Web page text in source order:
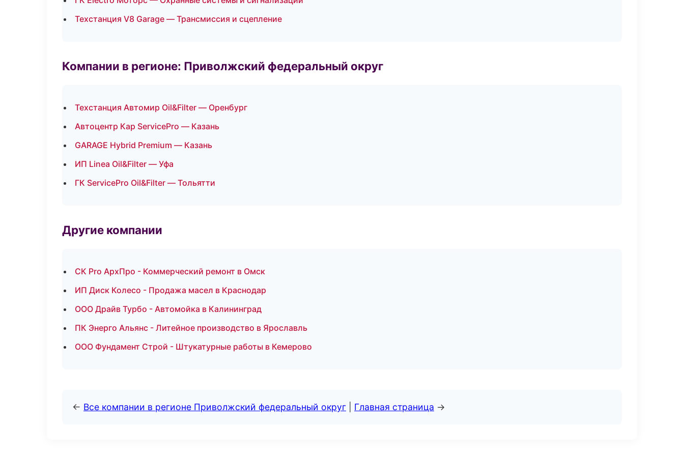
Техстанция V8 Garage — Трансмиссия и сцепление
Компании в регионе: Приволжский федеральный округ
Техстанция Автомир Oil&Filter — Оренбург
Автоцентр Кар ServicePro — Казань
GARAGE Hybrid Premium — Казань
ИП Linea Oil&Filter — Уфа
ГК ServicePro Oil&Filter — Тольятти
Другие компании
СК Pro АрхПро - Коммерческий ремонт в Омск
ИП Диск Колесо - Продажа масел в Краснодар
ООО Драйв Турбо - Автомойка в Калининград
ПК Энерго Альянс - Литейное производство в Ярославль
ООО Фундамент Строй - Штукатурные работы в Кемерово
← Все компании в регионе Приволжский федеральный округ Главная страница →